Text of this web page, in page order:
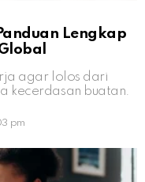
Lengkap
agar lolos dari
kecerdasan buatan.
pm